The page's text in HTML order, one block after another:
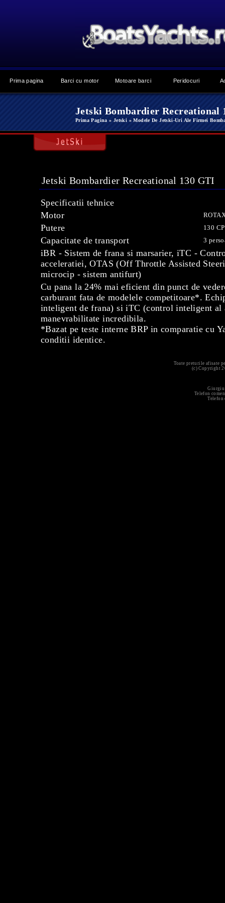
Prima pagina Barci cu motor Motoare barci Peridocuri
Jetski Bombardier Recreational
Prima Pagina » Jetski » Modele De Jetski-Uri Ale Firmei
Jetski Bombardier Recreational 130 GTI
Specificatii tehnice
Motor
Putere 130 CP
Capacitate de transport 3
iBR - Sistem de frana si marsarier, iTC -
acceleratiei, OTAS (Off Throttle Assisted
microcip - sistem antifurt)
Cu pana la 24% mai eficient din punct de
carburant fata de modelele competitoare*.
inteligent de frana) si iTC (control inteligent al
manevrabilitate incredibila.
*Bazat pe teste interne BRP in comparatie cu
conditii identice.
Toate preturile afisate
(c) Copyright
Giurgiu
Telefon
Telefon